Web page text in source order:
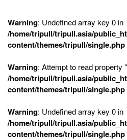
Warning: Undefined array key 0 in
/home/tripull/tripull.asia/
content/themes/tripull/single.php
Warning: Attempt to read property
/home/tripull/tripull.asia/
content/themes/tripull/single.php
Warning: Undefined array key 0 in
/home/tripull/tripull.asia/
content/themes/tripull/single.php